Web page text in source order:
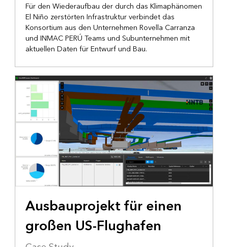
Für den Wiederaufbau der durch das Klimaphänomen
El Niño zerstörten Infrastruktur verbindet das
Konsortium aus den Unternehmen Rovella Carranza
und INMAC PERÚ Teams und Subunternehmen mit
aktuellen Daten für Entwurf und Bau.
VERKEHRSWESEN
Ausbauprojekt für einen
großen US-Flughafen